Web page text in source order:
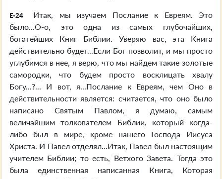
E-24
Итак, мы изучаем Послание к Евреям. Это
было...О-о, это одна из самых глубочайших,
богатейших Книг Библии. Уверяю вас, эта Книга
действительно будет...Если Бог позволит, и мы просто
углубимся в нее, я верю, что мы найдем такие золотые
самородки, что будем просто восклицать хвалу
Богу...?... И вот, я...Послание к Евреям, чем Оно в
действительности является: считается, что оно было
написано Святым Павлом, я думаю, самым
величайшим толкователем Библии, который когда-
либо был в мире, кроме нашего Господа Иисуса
Христа. И Павел отделял...Итак, Павел был настоящим
учителем Библии; то есть, Ветхого Завета. Тогда это
была единственная написанная Книга, Которая